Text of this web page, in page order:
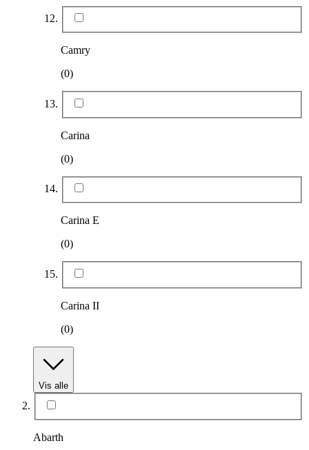
Camry
(0)
Carina
(0)
Carina E
(0)
Carina II
(0)
Vis alle
Abarth